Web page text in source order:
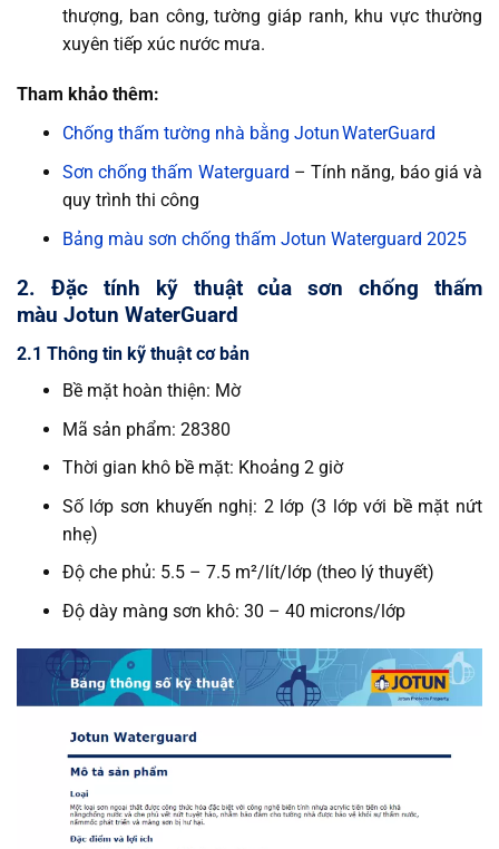
thượng, ban công, tường giáp ranh, khu vực thường
xuyên tiếp xúc nước mưa.
Tham khảo thêm:
Chống thấm tường nhà bằng Jotun WaterGuard
Sơn chống thấm Waterguard – Tính năng, báo giá và
quy trình thi công
Bảng màu sơn chống thấm Jotun Waterguard 2025
2. Đặc tính kỹ thuật của sơn chống thấm
màu Jotun WaterGuard
2.1 Thông tin kỹ thuật cơ bản
Bề mặt hoàn thiện: Mờ
Mã sản phẩm: 28380
Thời gian khô bề mặt: Khoảng 2 giờ
Số lớp sơn khuyến nghị: 2 lớp (3 lớp với bề mặt nứt
nhẹ)
Độ che phủ: 5.5 – 7.5 m²/lít/lớp (theo lý thuyết)
Độ dày màng sơn khô: 30 – 40 microns/lớp